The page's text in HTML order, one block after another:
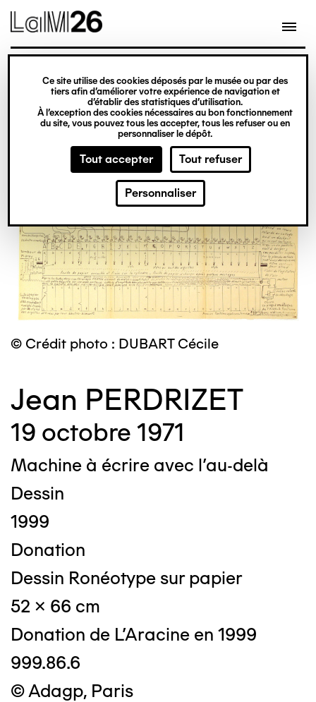
Gestion des cookies
Ce site utilise des cookies déposés par le musée ou par des
tiers afin d’améliorer votre expérience de navigation et
d’établir des statistiques d’utilisation.
À l’exception des cookies nécessaires au bon fonctionnement
du site, vous pouvez tous les accepter, tous les refuser ou en
personnaliser le dépôt.
Tout accepter Tout refuser
Personnaliser
contenu
© Crédit photo : DUBART Cécile
Jean PERDRIZET
19 octobre 1971
Machine à écrire avec l'au-delà
Dessin
1999
Donation
Dessin Ronéotype sur papier
52 x 66 cm
Donation de L'Aracine en 1999
999.86.6
© Adagp, Paris